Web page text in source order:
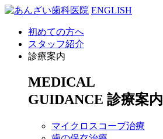
ENGLISH
初めての方へ
スタッフ紹介
診療案内
MEDICAL
GUIDANCE 診療案内
マイクロスコープ治療